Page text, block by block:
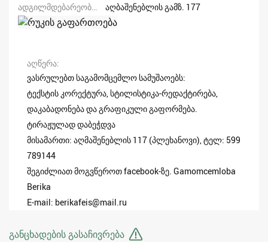
აღბაშენებლის გამზ. 177
აღწერა
ვასრულებთ საგამომცემლო სამუშაოებს:
ტექსტის კორექტურა, სტილისტიკა-რედაქტირება,
დაკაბადონება და გრაფიკული გაფორმება.
ტირაჟულად დაბეჭდვა
მისამართი: აღმაშენებლის 117 (პლეხანოვი), ტელ: 599
789144
შეგიძლიათ მოგვწეროთ facebook-ზე. Gamomcemloba
Berika
E-mail: berikafeis@mail.ru
განცხადების გასაჩივრება